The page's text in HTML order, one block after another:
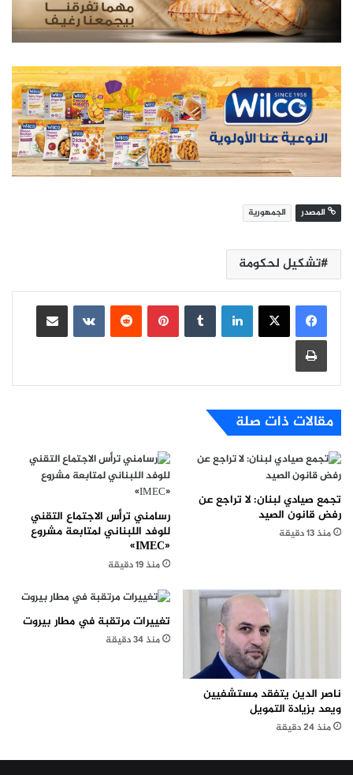
المصدر الجمهورية
تشكيل لحكومة
لينكدإن بينتيريست
مشاركة عبر البريد
طباعة
مقالات ذات صلة
تجمع صيادي لبنان: لا تراجع عن
رفض قانون الصيد
منذ 13 دقيقة
رسامني ترأس الاجتماع التقني
للوفد اللبناني لمتابعة مشروع
«IMEC»
منذ 19 دقيقة
ناصر الدين يتفقد مستشفيين
ويعد بزيادة التمويل
منذ 24 دقيقة
تغييرات مرتقبة في مطار بيروت
منذ 34 دقيقة